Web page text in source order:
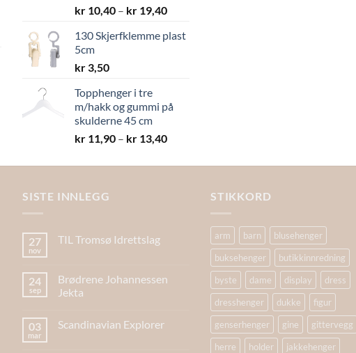
kr 10,40 – kr 19,40Prisområde:
til
130 Skjerfklemme plast
5cm
kr 3,50
Topphenger i tre
m/hakk og gummi på
skulderne 45 cm
kr 11,90 – kr 13,40Prisområde:
til
SISTE INNLEGG
27
nov
TIL Tromsø Idrettslag
24
sep
Brødrene Johannessen
Jekta
03
mar
Scandinavian Explorer
STIKKORD
arm barn
blusehenger
buksehenger
butikkinnredning
byste
dame display
dress
dresshenger
dukke
figur
genserhenger
gine
gittervegg
herre
holder jakkehenger